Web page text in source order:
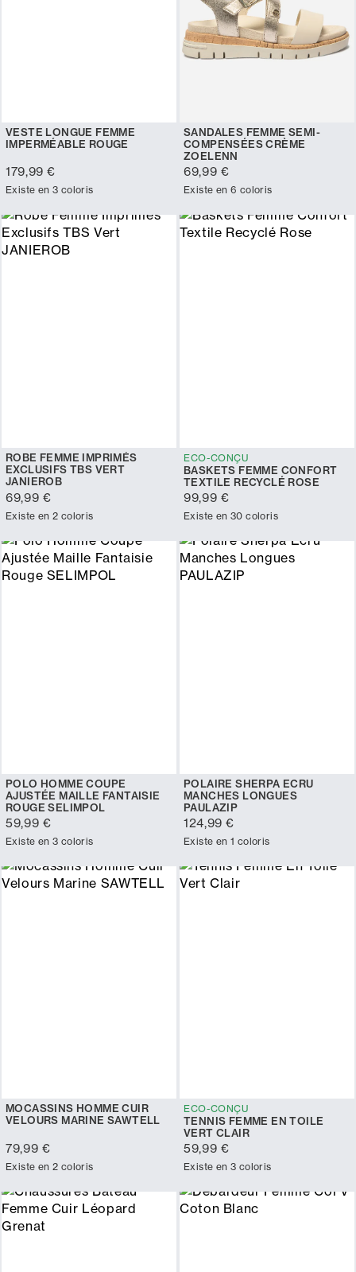
VESTE LONGUE FEMME
IMPERMÉABLE ROUGE
179,99 €
Existe en 3 coloris
SANDALES FEMME SEMI-
COMPENSÉES CRÈME
ZOELENN
69,99 €
Existe en 6 coloris
ROBE FEMME IMPRIMÉS
EXCLUSIFS TBS VERT
JANIEROB
69,99 €
Existe en 2 coloris
ECO-CONÇU
BASKETS FEMME CONFORT
TEXTILE RECYCLÉ ROSE
99,99 €
Existe en 30 coloris
POLO HOMME COUPE
AJUSTÉE MAILLE FANTAISIE
ROUGE SELIMPOL
59,99 €
Existe en 3 coloris
POLAIRE SHERPA ECRU
MANCHES LONGUES
PAULAZIP
124,99 €
Existe en 1 coloris
MOCASSINS HOMME CUIR
VELOURS MARINE SAWTELL
79,99 €
Existe en 2 coloris
ECO-CONÇU
TENNIS FEMME EN TOILE
VERT CLAIR
59,99 €
Existe en 3 coloris